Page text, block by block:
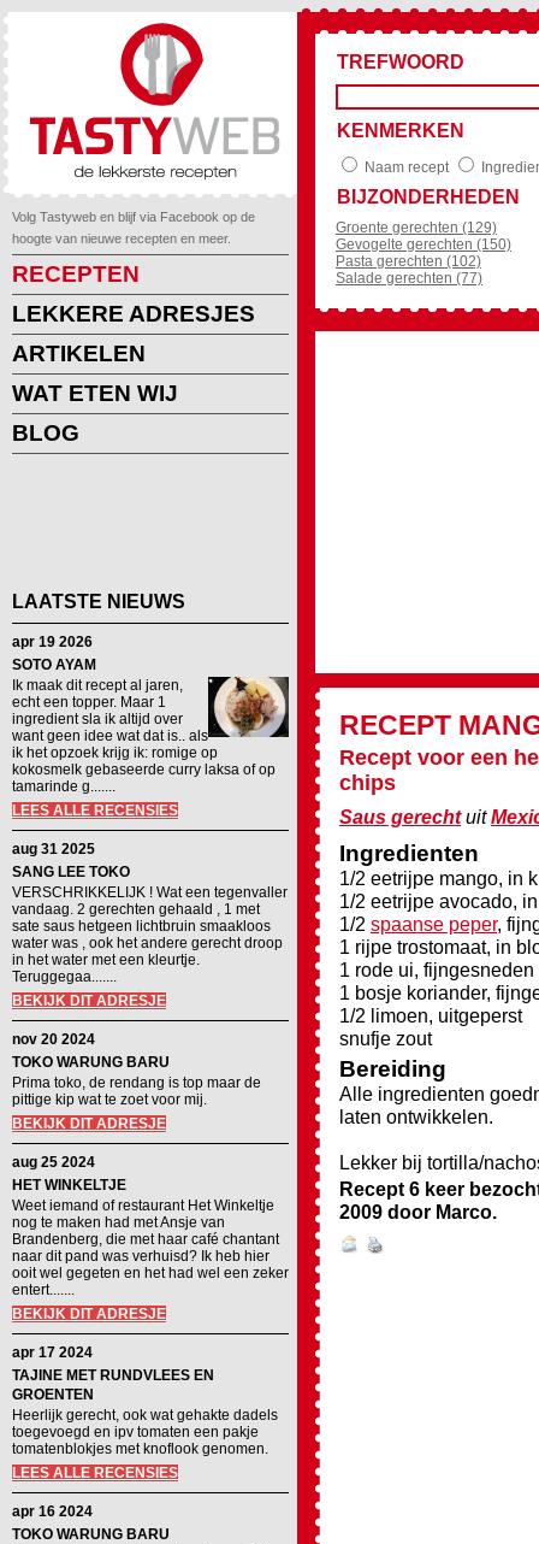
Volg Tastyweb en blijf via Facebook op de
hoogte van nieuwe recepten en meer.
RECEPTEN
LEKKERE ADRESJES
ARTIKELEN
WAT ETEN WIJ
BLOG
LAATSTE NIEUWS
apr 19 2026
SOTO AYAM
Ik maak dit recept al jaren,
echt een topper. Maar 1
ingredient sla ik altijd over
want geen idee wat dat is.. als
ik het opzoek krijg ik: romige op
kokosmelk gebaseerde curry laksa of op
tamarinde g.......
LEES ALLE RECENSIES
aug 31 2025
SANG LEE TOKO
VERSCHRIKKELIJK ! Wat een tegenvaller
vandaag. 2 gerechten gehaald , 1 met
sate saus hetgeen lichtbruin smaakloos
water was , ook het andere gerecht droop
in het water met een kleurtje.
Teruggegaa.......
BEKIJK DIT ADRESJE
nov 20 2024
TOKO WARUNG BARU
Prima toko, de rendang is top maar de
pittige kip wat te zoet voor mij.
BEKIJK DIT ADRESJE
aug 25 2024
HET WINKELTJE
Weet iemand of restaurant Het Winkeltje
nog te maken had met Ansje van
Brandenberg, die met haar café chantant
naar dit pand was verhuisd? Ik heb hier
ooit wel gegeten en het had wel een zeker
entert.......
BEKIJK DIT ADRESJE
apr 17 2024
TAJINE MET RUNDVLEES EN
GROENTEN
Heerlijk gerecht, ook wat gehakte dadels
toegevoegd en ipv tomaten een pakje
tomatenblokjes met knoflook genomen.
LEES ALLE RECENSIES
apr 16 2024
TOKO WARUNG BARU
TREFWOORD
KENMERKEN
Naam recept
BIJZONDERHEDEN
Groente gerechten (129)
Gevogelte gerechten (150)
Pasta gerechten (102)
Salade gerechten (77)
RECEPT
Recept voor een
chips
Saus gerechtuit
Ingredienten
1/2 eetrijpe mango, in
1/2 eetrijpe avocado,
1/2 spaanse peper,
1 rijpe trostomaat, in
1 rode ui, fijngesneden
1 bosje koriander,
1/2 limoen, uitgeperst
snufje zout
Bereiding
Alle ingredienten
laten ontwikkelen.
Lekker bij tortilla/
Recept 6 keer
2009 door Marco.